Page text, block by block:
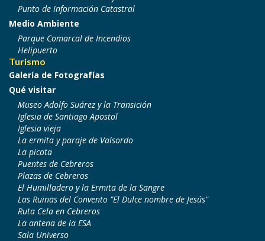
Punto de Información Catastral
Medio Ambiente
Parque Comarcal de Incendios
Helipuerto
Turismo
Galería de Fotografías
Qué visitar
Museo Adolfo Suárez y la Transición
Iglesia de Santiago Apostol
Iglesia vieja
La ermita y paraje de Valsordo
La picota
Puentes de Cebreros
Plazas de Cebreros
El Humilladero y la Ermita de la Sangre
Las Ruinas del Convento "El Dulce nombre de Jesús"
Ruta Cela en Cebreros
La antena de la ESA
Sala Universo